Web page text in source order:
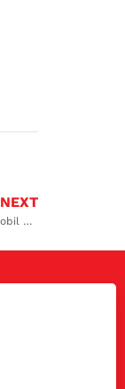
NEXT
Jangan Biarkan AC Mobil Anda Rusak, Temukan Bengkel AC Mobil terdekat dan Terbaik di Duren Sawit